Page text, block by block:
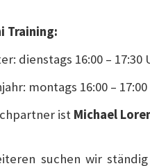
Training:
dienstags 16:00 – 17:30
montags 16:00 –
ist Michael
suchen wir